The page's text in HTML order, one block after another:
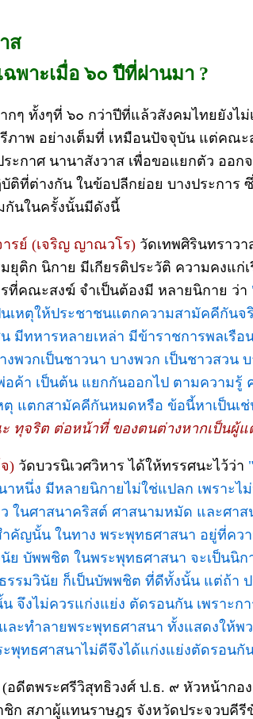
ส
พาะเมื่อ ๖๐ ปีที่ผ่านมา ?
กๆ ทั้งๆที่ ๖๐ กว่าปีที่แล้วสังคมไทยยังไ
ภาพ อย่างเต็มที่ เหมือนปัจจุบัน แต่คณ
ะกาศ นานาสังวาส เพื่อขอแยกตัว ออก
ติที่ต่างกัน ในข้อปลีกย่อย บางประการ
กันในครั้งนั้นมีดังนี้
รย์ (เจริญ ญาณวโร) วัดเทพศิรินทราวา
ยุติก นิกาย มีเกียรติประวัติ ความคงแก่
ที่คณะสงฆ์ จำเป็นต้องมี หลายนิกาย ว่า
เหตุให้ประชาชนแตกความสามัคคีกันจ
มีทหารหลายเหล่า มีข้าราชการพลเรือ
พวกเป็นชาวนา บางพวก เป็นชาวสวน
อค้า เป็นต้น แยกกันออกไป ตามความรู้
ตุ แตกสามัคคีกันหมดหรือ ข้อนี้หาเป็นเ
ทุจริต ต่อหน้าที่ ของตนต่างหากเป็นผู้
) วัดบวรนิเวศวิหาร ได้ให้ทรรศนะไว้ว่า
หนึ่ง มีหลายนิกายไม่ใช่แปลก เพราะไ
ในศาสนาคริสต์ ศาสนามหมัด และศา
คัญนั้น ในทาง พระพุทธศาสนา อยู่ที่คว
ย บัพพชิต ในพระพุทธศาสนา จะเป็นนิก
รรมวินัย ก็เป็นบัพพชิต ที่ดีทั้งนั้น แต่ถ้า
จึงไม่ควรแก่งแย่ง ตัดรอนกัน เพราะก
ละทำลายพระพุทธศาสนา ทั้งแสดงให้พ
พุทธศาสนาไม่ดีจึงได้แก่งแย่งตัดรอนกัน
(อดีตพระศรีวิสุทธิวงศ์ ป.ธ. ๙ หัวหน้ากอ
ก สภาผู้แทนราษฎร จังหวัดประจวบคีรี